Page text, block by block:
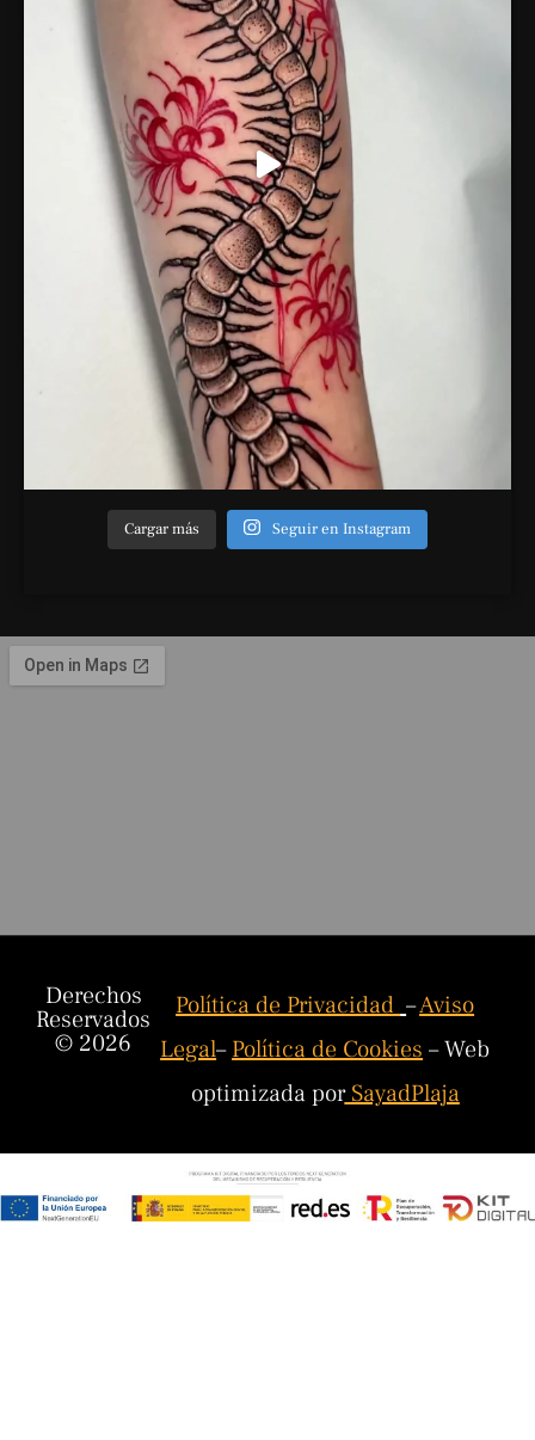
Cargar más Seguir en Instagram
Derechos
Reservados
© 2026
Política de Privacidad–Aviso
Legal–Política de Cookies– Web
optimizada porSayadPlaja